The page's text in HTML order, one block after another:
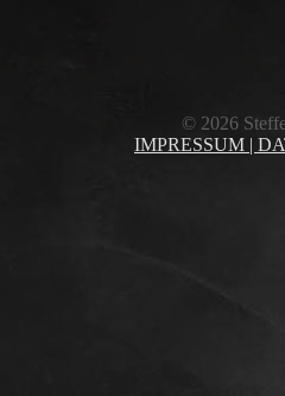
© 2026
IMPRESSUM |